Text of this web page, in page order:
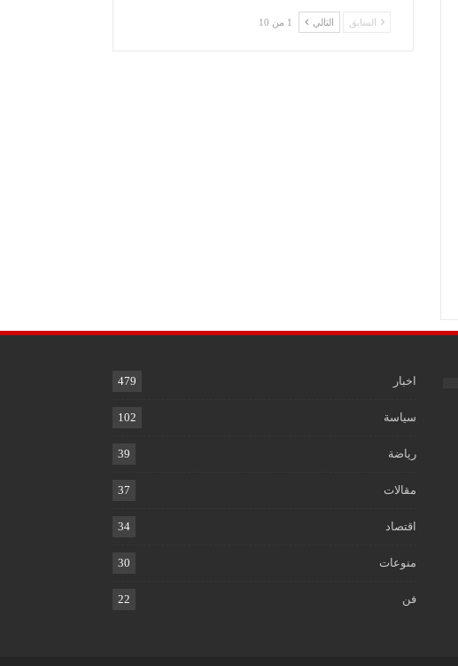
السابق التالي 1 من 10
اخبار 479
سياسة 102
رياضة 39
مقالات 37
اقتصاد 34
منوعات 30
فن 22